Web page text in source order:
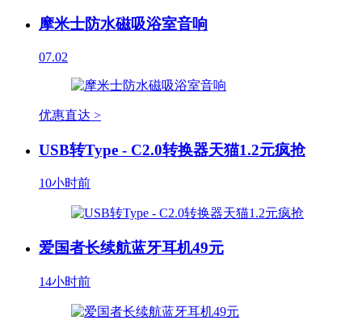
摩米士防水磁吸浴室音响
07.02
优惠直达 >
USB转Type - C2.0转换器天猫1.2元疯抢
10小时前
爱国者长续航蓝牙耳机49元
14小时前